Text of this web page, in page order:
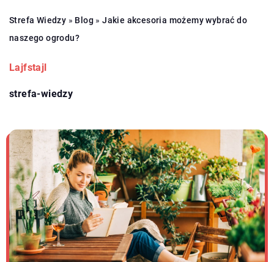
Strefa Wiedzy » Blog »Jakie akcesoria możemy wybrać do
naszego ogrodu?
Lajfstajl
strefa-wiedzy